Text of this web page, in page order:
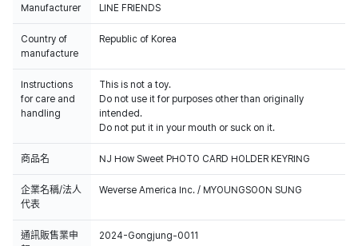
Manufacturer LINE FRIENDS
Country of
manufacture
Republic of Korea
Instructions
for care and
handling
This is not a toy.
Do not use it for purposes other than originally
intended.
Do not put it in your mouth or suck on it.
商品名 NJ How Sweet PHOTO CARD HOLDER KEYRING
企業名稱/法人
代表
Weverse America Inc. / MYOUNGSOON SUNG
通訊販售業申
2024-Gongjung-0011